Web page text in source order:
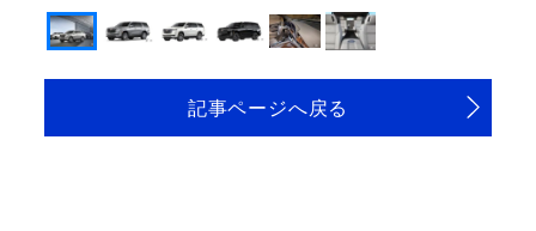
記事ページへ戻る